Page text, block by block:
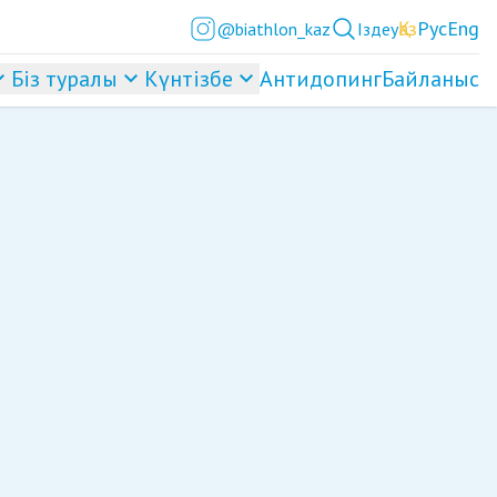
@biathlon_kaz ІздеуҚазРусEng
Біз туралы Күнтізбе АнтидопингБайланыс